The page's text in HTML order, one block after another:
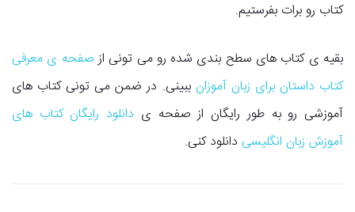
کتاب رو برات بفرستیم.
بقیه ی کتاب های سطح بندی شده رو می تونی ازصفحه ی معرفی
کتاب داستان برای زبان آموزان ببینی. در ضمن می تونی کتاب های
آموزشی رو به طور رایگان از صفحه ی دانلود رایگان کتاب های
آموزش زبان انگلیسی دانلود کنی.